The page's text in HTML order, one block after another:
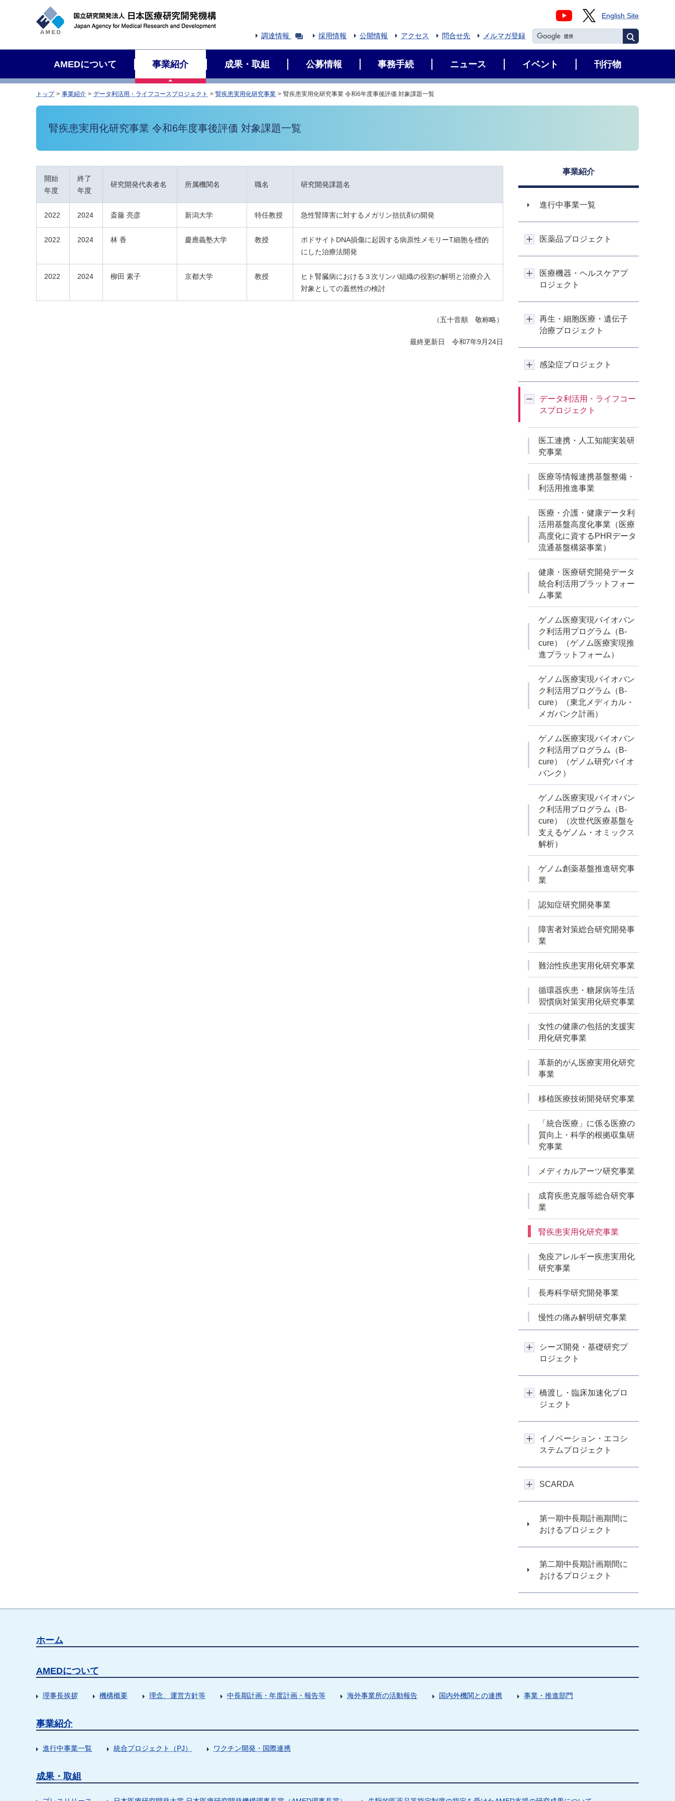
English Site
調達情報 採用情報 公開情報 アクセス 問合せ先 メルマガ登録
AMEDについて 事業紹介 成果・取組 公募情報 事務手続 ニュース イベント 刊行物
トップ 事業紹介 データ利活用・ライフコースプロジェクト 腎疾患実用化研究事業 腎疾患実用化研究事業 令和6年度事後評価 対象課題一覧
腎疾患実用化研究事業 令和6年度事後評価 対象課題一覧
開始
年度
終了
年度
研究開発代表者名 所属機関名 職名 研究開発課題名
2022 2024 斎藤 亮彦 新潟大学 特任教授 急性腎障害に対するメガリン拮抗剤の開発
2022 2024 林 香 慶應義塾大学 教授
ポドサイトDNA損傷に起因する病原性メモリーT細胞を標的
にした治療法開発
2022 2024 柳田 素子 京都大学 教授
ヒト腎臓病における３次リンパ組織の役割の解明と治療介入
対象としての蓋然性の検討
（五十音順 敬称略）
最終更新日 令和7年9月24日
事業紹介
進行中事業一覧
医薬品プロジェクト
医療機器・ヘルスケアプ
ロジェクト
再生・細胞医療・遺伝子
治療プロジェクト
感染症プロジェクト
データ利活用・ライフコー
スプロジェクト
医工連携・人工知能実装研
究事業
医療等情報連携基盤整備・
利活用推進事業
医療・介護・健康データ利
活用基盤高度化事業（医療
高度化に資するPHRデータ
流通基盤構築事業）
健康・医療研究開発データ
統合利活用プラットフォー
ム事業
ゲノム医療実現バイオバン
ク利活用プログラム（B-
cure）（ゲノム医療実現推
進プラットフォーム）
ゲノム医療実現バイオバン
ク利活用プログラム（B-
cure）（東北メディカル・
メガバンク計画）
ゲノム医療実現バイオバン
ク利活用プログラム（B-
cure）（ゲノム研究バイオ
バンク）
ゲノム医療実現バイオバン
ク利活用プログラム（B-
cure）（次世代医療基盤を
支えるゲノム・オミックス
解析）
ゲノム創薬基盤推進研究事
業
認知症研究開発事業
障害者対策総合研究開発事
業
難治性疾患実用化研究事業
循環器疾患・糖尿病等生活
習慣病対策実用化研究事業
女性の健康の包括的支援実
用化研究事業
革新的がん医療実用化研究
事業
移植医療技術開発研究事業
「統合医療」に係る医療の
質向上・科学的根拠収集研
究事業
メディカルアーツ研究事業
成育疾患克服等総合研究事
業
腎疾患実用化研究事業
免疫アレルギー疾患実用化
研究事業
長寿科学研究開発事業
慢性の痛み解明研究事業
シーズ開発・基礎研究プ
ロジェクト
橋渡し・臨床加速化プロ
ジェクト
イノベーション・エコシ
ステムプロジェクト
SCARDA
第一期中長期計画期間に
おけるプロジェクト
第二期中長期計画期間に
おけるプロジェクト
ホーム
AMEDについて
理事長挨拶 機構概要 理念、運営方針等 中長期計画・年度計画・報告等 海外事業所の活動報告 国内外機関との連携 事業・推進部門
事業紹介
進行中事業一覧 統合プロジェクト（PJ） ワクチン開発・国際連携
成果・取組